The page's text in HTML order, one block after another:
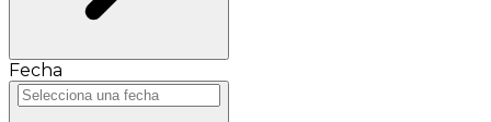
Fecha